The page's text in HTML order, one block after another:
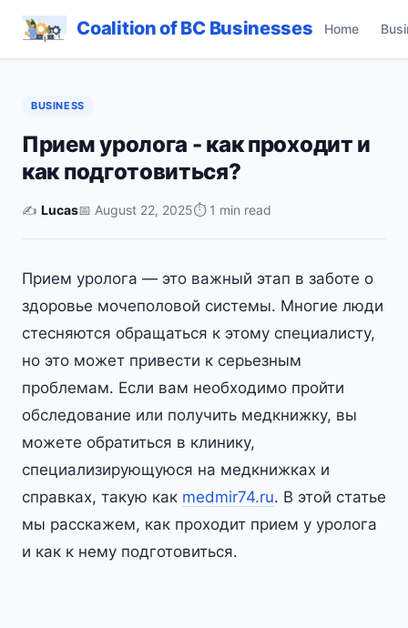
Coalition of BC Businesses Home
BUSINESS
Прием уролога - как проходит и
как подготовиться?
✍️ Lucas📅 August 22, 2025⏱ 1 min read
Прием уролога — это важный этап в заботе о
здоровье мочеполовой системы. Многие люди
стесняются обращаться к этому специалисту,
но это может привести к серьезным
проблемам. Если вам необходимо пройти
обследование или получить медкнижку, вы
можете обратиться в клинику,
специализирующуюся на медкнижках и
справках, такую как medmir74.ru. В этой статье
мы расскажем, как проходит прием у уролога
и как к нему подготовиться.